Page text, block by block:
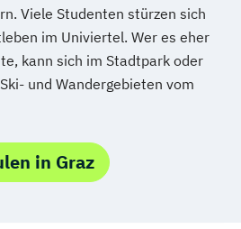
und Kommunikation
und Leitung
(DE/EN)
Viele Studenten stürzen sich
im Univiertel. Wer es eher
kann sich im Stadtpark oder
und Wandergebieten vom
in Graz